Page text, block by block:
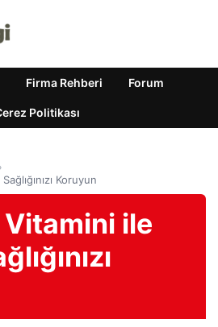
Firma Rehberi Forum
Politikası
›
Koruyun
ile